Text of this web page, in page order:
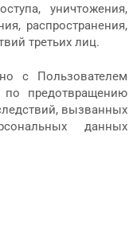
уничтожения,
распространения,
третьих лиц.
с Пользователем
предотвращению
вызванных
данных